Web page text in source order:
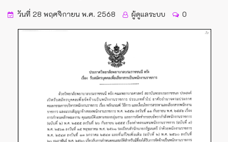
วันที่ 28 พฤศจิกายน พ.ศ. 2568 ผู้ดูแลระบบ 0